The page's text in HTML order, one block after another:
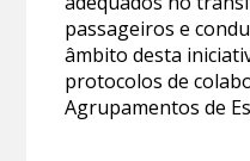
passageiros e
âmbito desta
protocolos de
Agrupamentos de